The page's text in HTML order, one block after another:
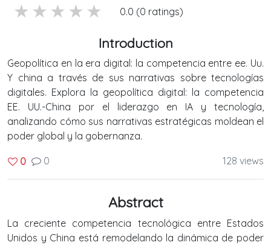
1 stars
2 stars
3 stars
4 stars
5 stars 0.0 (0 ratings)
Introduction
Geopolítica en la era digital: la competencia entre ee. Uu.
Y china a través de sus narrativas sobre tecnologías
digitales. Explora la geopolítica digital: la competencia
EE. UU.-China por el liderazgo en IA y tecnología,
analizando cómo sus narrativas estratégicas moldean el
poder global y la gobernanza.
0 0 128 views
Abstract
La creciente competencia tecnológica entre Estados
Unidos y China está remodelando la dinámica de poder